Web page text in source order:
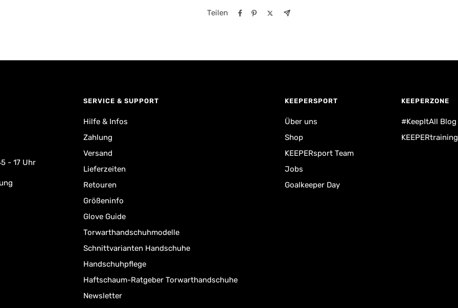
Teilen
- 17 Uhr
SERVICE & SUPPORT
Hilfe & Infos
Zahlung
Versand
Lieferzeiten
Retouren
Größeninfo
Glove Guide
Torwarthandschuhmodelle
Schnittvarianten Handschuhe
Handschuhpflege
Haftschaum-Ratgeber Torwarthandschuhe
Newsletter
KEEPERSPORT
Über uns
Shop
KEEPERsport Team
Jobs
Goalkeeper Day
KEEPERZONE
#KeepItAll Blog
KEEPERtraining